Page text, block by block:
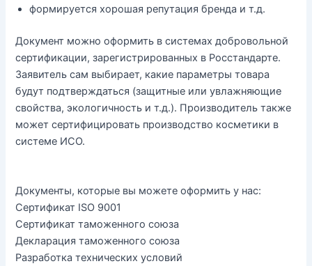
формируется хорошая репутация бренда и т.д.
Документ можно оформить в системах добровольной
сертификации, зарегистрированных в Росстандарте.
Заявитель сам выбирает, какие параметры товара
будут подтверждаться (защитные или увлажняющие
свойства, экологичность и т.д.). Производитель также
может сертифицировать производство косметики в
системе ИСО.
Документы, которые вы можете оформить у нас:
Сертификат ISO 9001
Сертификат таможенного союза
Декларация таможенного союза
Разработка технических условий